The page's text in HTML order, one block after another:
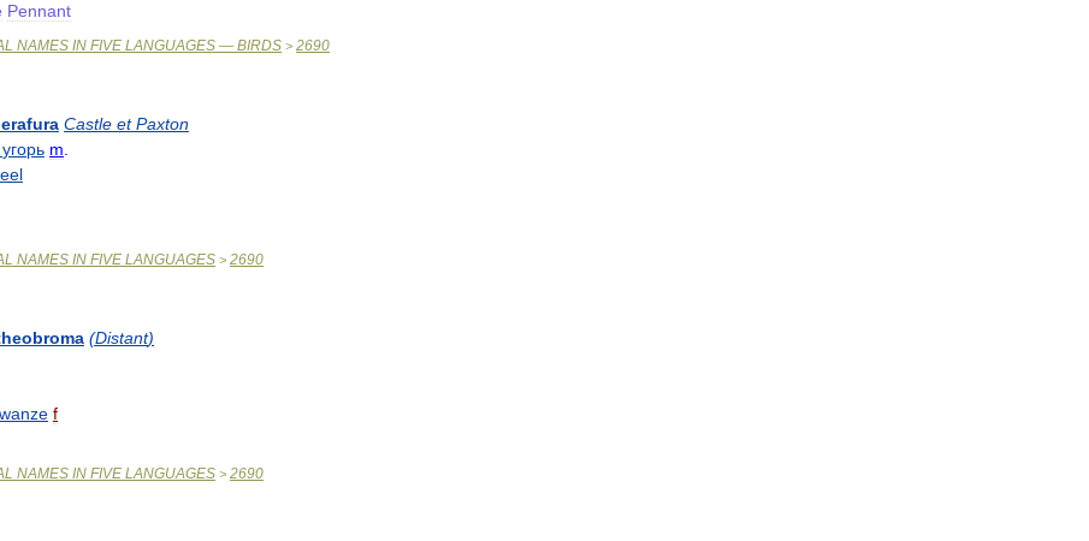
Pennant
NAMES IN FIVE LANGUAGES — BIRDS > 2690
erafura Castle et Paxton
угорь m
eel
NAMES IN FIVE LANGUAGES > 2690
(Distant)
f
NAMES IN FIVE LANGUAGES > 2690